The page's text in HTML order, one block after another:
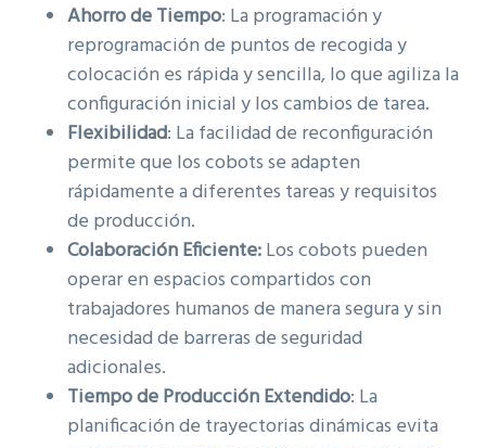
Ahorro de Tiempo: La programación y
reprogramación de puntos de recogida y
colocación es rápida y sencilla, lo que agiliza la
configuración inicial y los cambios de tarea.
Flexibilidad: La facilidad de reconfiguración
permite que los cobots se adapten
rápidamente a diferentes tareas y requisitos
de producción.
Colaboración Eficiente:Los cobots pueden
operar en espacios compartidos con
trabajadores humanos de manera segura y sin
necesidad de barreras de seguridad
adicionales.
Tiempo de Producción Extendido: La
planificación de trayectorias dinámicas evita